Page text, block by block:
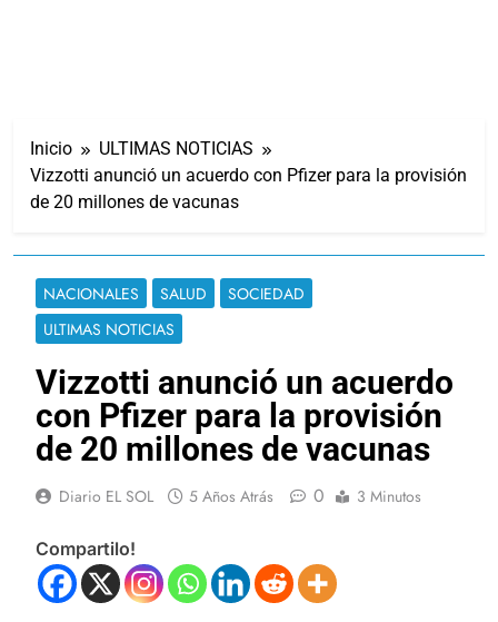
Inicio
ULTIMAS NOTICIAS
Vizzotti anunció un acuerdo con Pfizer para la provisión
de 20 millones de vacunas
NACIONALES SALUD
SOCIEDAD
ULTIMAS NOTICIAS
Vizzotti anunció un acuerdo
con Pfizer para la provisión
de 20 millones de vacunas
Diario EL SOL 5 Años Atrás 0 3 Minutos
Compartilo!